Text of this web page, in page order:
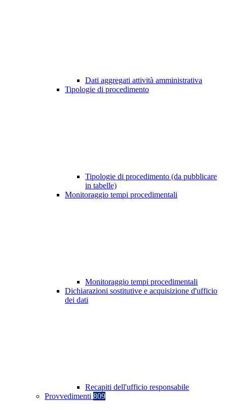
Dati aggregati attività amministrativa
Tipologie di procedimento
Tipologie di procedimento (da pubblicare
in tabelle)
Monitoraggio tempi procedimentali
Monitoraggio tempi procedimentali
Dichiarazioni sostitutive e acquisizione d'ufficio
dei dati
Recapiti dell'ufficio responsabile
Provvedimenti 809